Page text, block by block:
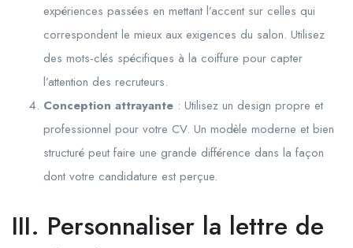
expériences passées en mettant l’accent sur celles qui
correspondent le mieux aux exigences du salon. Utilisez
des mots-clés spécifiques à la coiffure pour capter
l’attention des recruteurs.
Conception attrayante : Utilisez un design propre et
professionnel pour votre CV. Un modèle moderne et bien
structuré peut faire une grande différence dans la façon
dont votre candidature est perçue.
III. Personnaliser la lettre de